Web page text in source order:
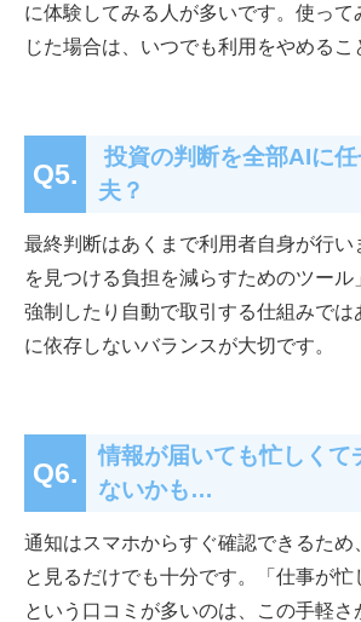
に体験してみる人が多いです。使って
じた場合は、いつでも利用をやめるこ
Q5.
投資の判断を全部AIに
夫？
最終判断はあくまで利用者自身が行い
を見つける負担を減らすためのツール
強制したり自動で取引する仕組みでは
に依存しないバランスが大切です。
Q6.
情報が届いても忙しくて
ないかも…
通知はスマホからすぐ確認できるため
と見るだけでも十分です。「仕事が忙
という口コミが多いのは、この手軽さ